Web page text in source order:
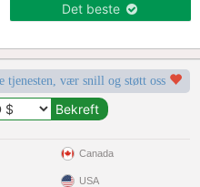
Det beste
tjenesten, vær snill og støtt oss
Canada
USA